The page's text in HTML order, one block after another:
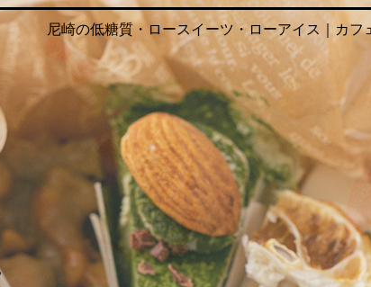
尼崎の低糖質・ロースイーツ・ローアイス｜カフ